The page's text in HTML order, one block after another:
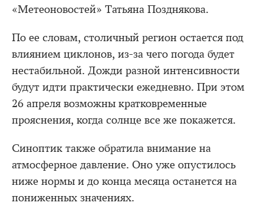
«Метеоновостей» Татьяна Позднякова.
По ее словам, столичный регион остается под
влиянием циклонов, из-за чего погода будет
нестабильной. Дожди разной интенсивности
будут идти практически ежедневно. При этом
26 апреля возможны кратковременные
прояснения, когда солнце все же покажется.
Синоптик также обратила внимание на
атмосферное давление. Оно уже опустилось
ниже нормы и до конца месяца останется на
пониженных значениях.